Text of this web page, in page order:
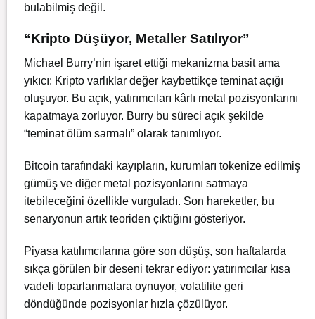
bulabilmiş değil.
“Kripto Düşüyor, Metaller Satılıyor”
Michael Burry’nin işaret ettiği mekanizma basit ama
yıkıcı: Kripto varlıklar değer kaybettikçe teminat açığı
oluşuyor. Bu açık, yatırımcıları kârlı metal pozisyonlarını
kapatmaya zorluyor. Burry bu süreci açık şekilde
“teminat ölüm sarmalı” olarak tanımlıyor.
Bitcoin tarafındaki kayıpların, kurumları tokenize edilmiş
gümüş ve diğer metal pozisyonlarını satmaya
itebileceğini özellikle vurguladı. Son hareketler, bu
senaryonun artık teoriden çıktığını gösteriyor.
Piyasa katılımcılarına göre son düşüş, son haftalarda
sıkça görülen bir deseni tekrar ediyor: yatırımcılar kısa
vadeli toparlanmalara oynuyor, volatilite geri
döndüğünde pozisyonlar hızla çözülüyor.